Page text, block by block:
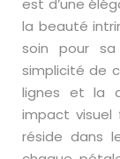
est d’une
la beauté
soin pour
simplicité de
lignes et la
impact visuel
réside dans